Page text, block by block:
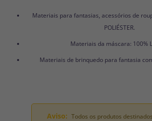
Materiais para fantasias, acessórios de
POLIÉSTER.
Materiais da máscara: 100%
Materiais de brinquedo para fantasia
Aviso: Todos os produtos